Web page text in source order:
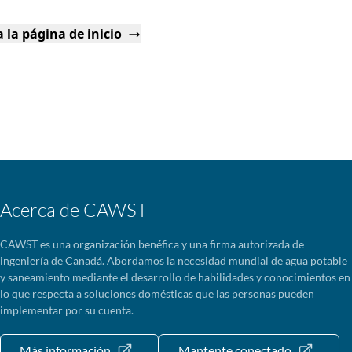
la página de inicio
Acerca de CAWST
CAWST es una organización benéfica y una firma autorizada de
ingeniería de Canadá. Abordamos la necesidad mundial de agua potable
y saneamiento mediante el desarrollo de habilidades y conocimientos en
lo que respecta a soluciones domésticas que las personas pueden
implementar por su cuenta.